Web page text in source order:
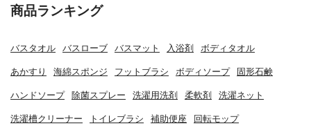
商品ランキング
バスタオル バスローブ バスマット 入浴剤 ボディタオル
あかすり 海綿スポンジ フットブラシ ボディソープ 固形石鹸
ハンドソープ 除菌スプレー 洗濯用洗剤 柔軟剤 洗濯ネット
洗濯槽クリーナー トイレブラシ 補助便座 回転モップ